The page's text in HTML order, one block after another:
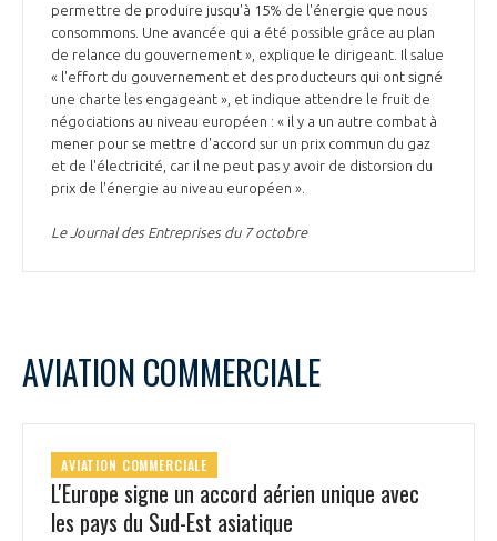
permettre de produire jusqu'à 15% de l'énergie que nous
consommons. Une avancée qui a été possible grâce au plan
de relance du gouvernement », explique le dirigeant. Il salue
« l'effort du gouvernement et des producteurs qui ont signé
une charte les engageant », et indique attendre le fruit de
négociations au niveau européen : « il y a un autre combat à
mener pour se mettre d'accord sur un prix commun du gaz
et de l'électricité, car il ne peut pas y avoir de distorsion du
prix de l'énergie au niveau européen ».
Le Journal des Entreprises du 7 octobre
AVIATION COMMERCIALE
AVIATION COMMERCIALE
L'Europe signe un accord aérien unique avec
les pays du Sud-Est asiatique